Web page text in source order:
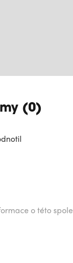
(0)
o této